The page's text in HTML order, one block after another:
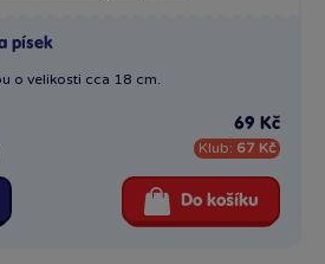
písek
o velikosti cca 18 cm.
69 Kč
Klub: 67 Kč
Do košíku